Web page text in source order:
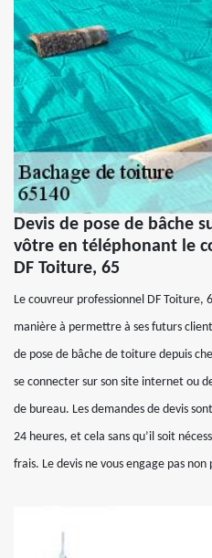
Devis de pose de bâche
vôtre en téléphonant le
DF Toiture, 65
Le couvreur professionnel DF Toiture,
manière à permettre à ses futurs
de pose de bâche de toiture depuis
se connecter sur son site internet ou
de bureau. Les demandes de devis
24 heures, et cela sans qu’il soit
frais. Le devis ne vous engage pas non